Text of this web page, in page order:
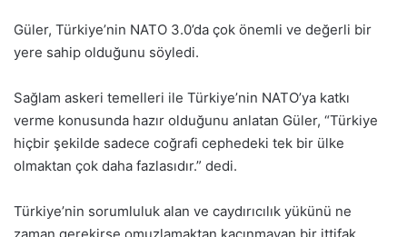
Güler, Türkiye’nin NATO 3.0’da çok önemli ve değerli bir
yere sahip olduğunu söyledi.
Sağlam askeri temelleri ile Türkiye’nin NATO’ya katkı
verme konusunda hazır olduğunu anlatan Güler, “Türkiye
hiçbir şekilde sadece coğrafi cephedeki tek bir ülke
olmaktan çok daha fazlasıdır.” dedi.
Türkiye’nin sorumluluk alan ve caydırıcılık yükünü ne
zaman gerekirse omuzlamaktan kaçınmayan bir ittifak